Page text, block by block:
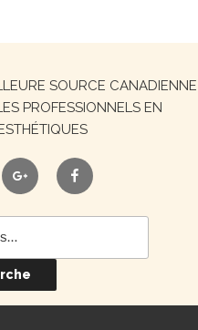
SOURCE CANADIENNE
PROFESSIONNELS EN
google facebook